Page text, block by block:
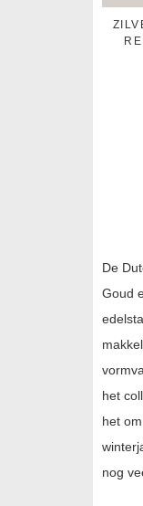
De
Goud
het
het
nog